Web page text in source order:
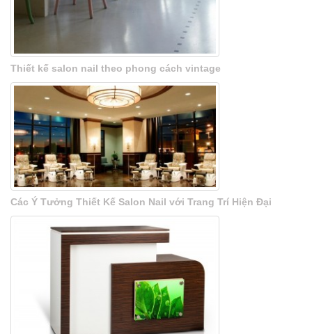
Thiết kế salon nail theo phong cách vintage
Các Ý Tưởng Thiết Kế Salon Nail với Trang Trí Hiện Đại